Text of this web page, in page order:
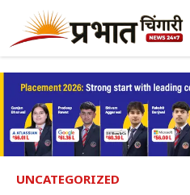
content
UNCATEGORIZED